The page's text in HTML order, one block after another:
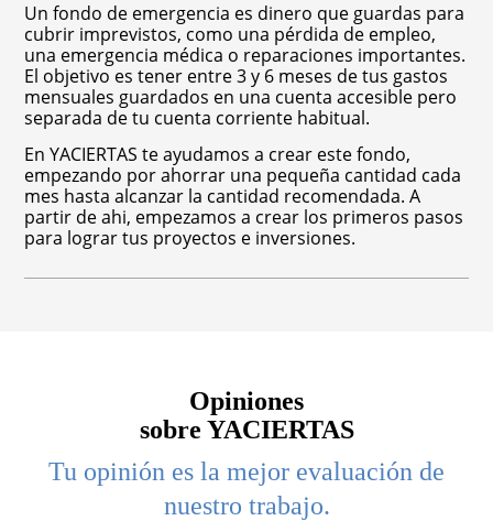
Un fondo de emergencia es dinero que guardas para
cubrir imprevistos, como una pérdida de empleo,
una emergencia médica o reparaciones importantes.
El objetivo es tener entre 3 y 6 meses de tus gastos
mensuales guardados en una cuenta accesible pero
separada de tu cuenta corriente habitual.
En YACIERTAS te ayudamos a crear este fondo,
empezando por ahorrar una pequeña cantidad cada
mes hasta alcanzar la cantidad recomendada. A
partir de ahi, empezamos a crear los primeros pasos
para lograr tus proyectos e inversiones.
Opiniones
sobre YACIERTAS
Tu opinión es la mejor evaluación de
nuestro trabajo.